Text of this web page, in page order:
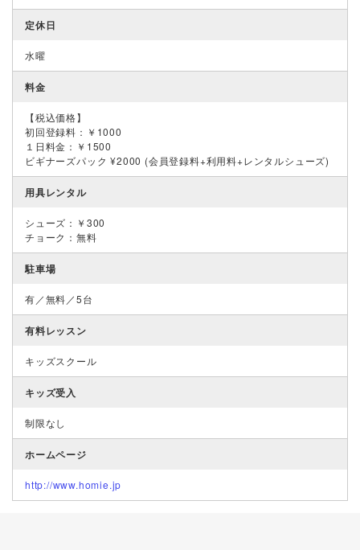
定休日
水曜
料金
【税込価格】
初回登録料：￥1000
１日料金：￥1500
ビギナーズパック ¥2000 (会員登録料+利用料+レンタルシューズ)
用具レンタル
シューズ：￥300
チョーク：無料
駐車場
有／無料／5台
有料レッスン
キッズスクール
キッズ受入
制限なし
ホームページ
http://www.homie.jp